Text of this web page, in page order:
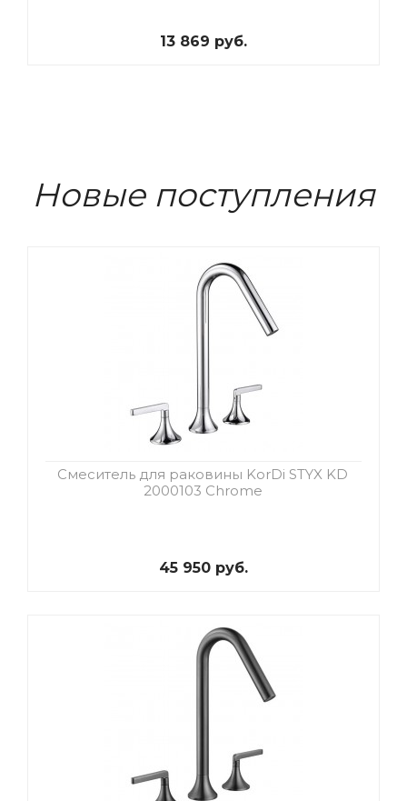
13 869 руб.
Новые поступления
Смеситель для раковины KorDi STYX KD
2000103 Chrome
45 950 руб.